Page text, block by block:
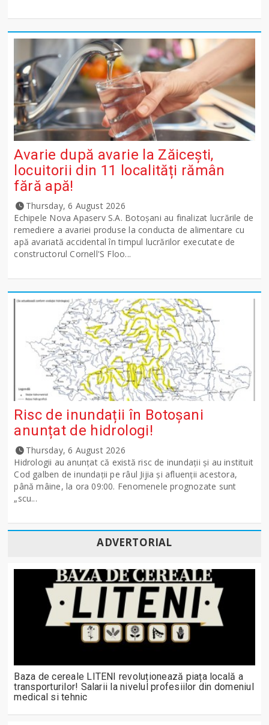
Avarie după avarie la Zăicești,
locuitorii din 11 localități rămân
fără apă!
Thursday, 6 August 2026
Echipele Nova Apaserv S.A. Botoșani au finalizat lucrările de
remediere a avariei produse la conducta de alimentare cu
apă avariată accidental în timpul lucrărilor executate de
constructorul Cornell'S Floo...
Risc de inundații în Botoșani
anunțat de hidrologi!
Thursday, 6 August 2026
Hidrologii au anunțat că există risc de inundații și au instituit
Cod galben de inundații pe râul Jijia și afluenții acestora,
până mâine, la ora 09:00. Fenomenele prognozate sunt
„scu...
ADVERTORIAL
Baza de cereale LITENI revoluționează piața locală a
transporturilor! Salarii la nivelul profesiilor din domeniul
medical si tehnic